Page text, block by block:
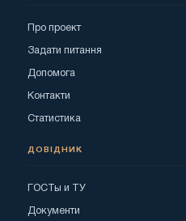
Про проект
Задати питання
Допомога
Контакти
Статистика
ДОВІДНИК
ГОСТы и ТУ
Документи